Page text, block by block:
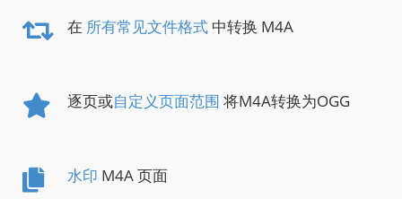
在 所有常见文件格式 中转换 M4A
逐页或自定义页面范围 将M4A转换为OGG
水印 M4A 页面